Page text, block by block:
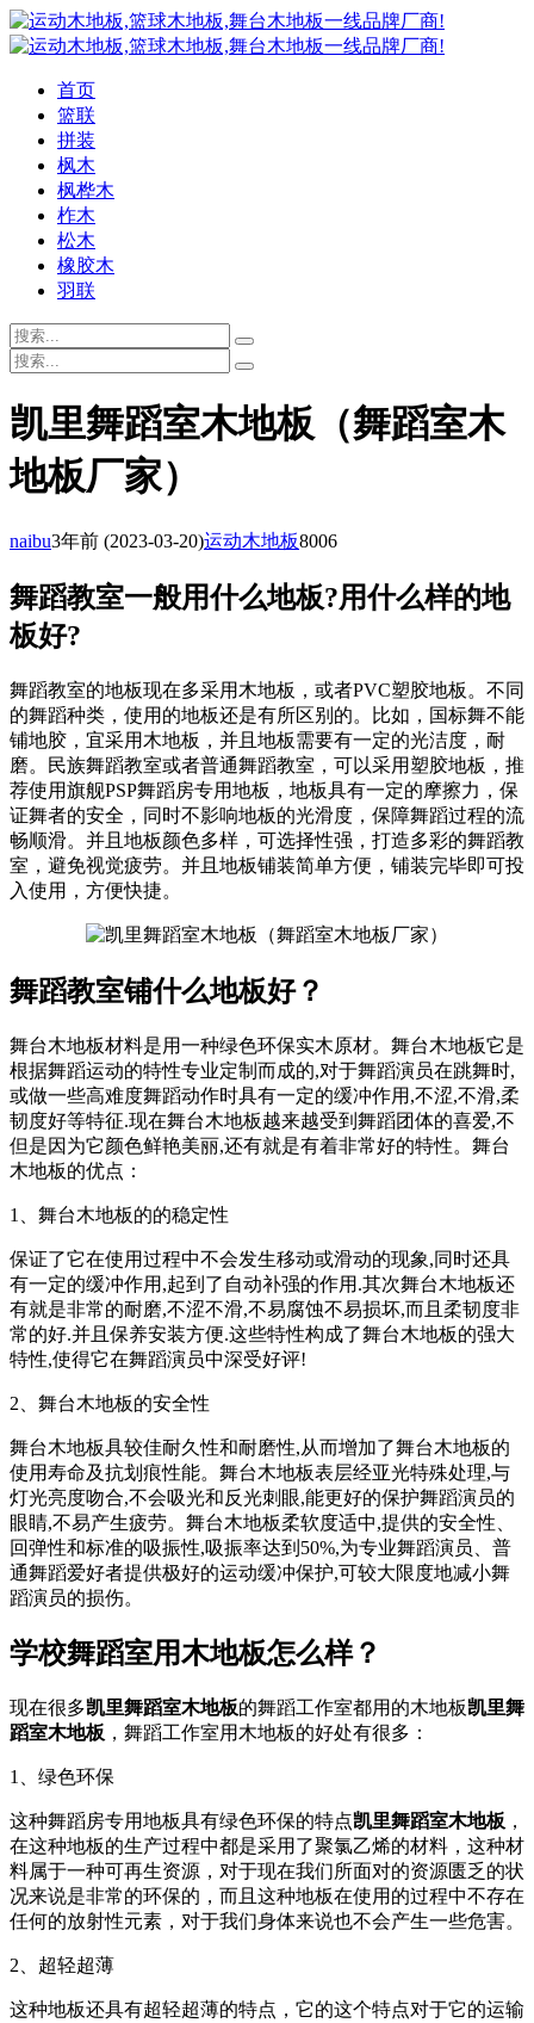
首页
篮联
拼装
枫木
枫桦木
柞木
松木
橡胶木
羽联
凯里舞蹈室木地板（舞蹈室木
地板厂家）
naibu3年前 (2023-03-20)运动木地板8006
舞蹈教室一般用什么地板?用什么样的地
板好?
舞蹈教室的地板现在多采用木地板，或者PVC塑胶地板。不同
的舞蹈种类，使用的地板还是有所区别的。比如，国标舞不能
铺地胶，宜采用木地板，并且地板需要有一定的光洁度，耐
磨。民族舞蹈教室或者普通舞蹈教室，可以采用塑胶地板，推
荐使用旗舰PSP舞蹈房专用地板，地板具有一定的摩擦力，保
证舞者的安全，同时不影响地板的光滑度，保障舞蹈过程的流
畅顺滑。并且地板颜色多样，可选择性强，打造多彩的舞蹈教
室，避免视觉疲劳。并且地板铺装简单方便，铺装完毕即可投
入使用，方便快捷。
舞蹈教室铺什么地板好？
舞台木地板材料是用一种绿色环保实木原材。舞台木地板它是
根据舞蹈运动的特性专业定制而成的,对于舞蹈演员在跳舞时,
或做一些高难度舞蹈动作时具有一定的缓冲作用,不涩,不滑,柔
韧度好等特征.现在舞台木地板越来越受到舞蹈团体的喜爱,不
但是因为它颜色鲜艳美丽,还有就是有着非常好的特性。舞台
木地板的优点：
1、舞台木地板的的稳定性
保证了它在使用过程中不会发生移动或滑动的现象,同时还具
有一定的缓冲作用,起到了自动补强的作用.其次舞台木地板还
有就是非常的耐磨,不涩不滑,不易腐蚀不易损坏,而且柔韧度非
常的好.并且保养安装方便.这些特性构成了舞台木地板的强大
特性,使得它在舞蹈演员中深受好评!
2、舞台木地板的安全性
舞台木地板具较佳耐久性和耐磨性,从而增加了舞台木地板的
使用寿命及抗划痕性能。舞台木地板表层经亚光特殊处理,与
灯光亮度吻合,不会吸光和反光刺眼,能更好的保护舞蹈演员的
眼睛,不易产生疲劳。舞台木地板柔软度适中,提供的安全性、
回弹性和标准的吸振性,吸振率达到50%,为专业舞蹈演员、普
通舞蹈爱好者提供极好的运动缓冲保护,可较大限度地减小舞
蹈演员的损伤。
学校舞蹈室用木地板怎么样？
现在很多凯里舞蹈室木地板的舞蹈工作室都用的木地板凯里舞
蹈室木地板 ，舞蹈工作室用木地板的好处有很多：
1、绿色环保
这种舞蹈房专用地板具有绿色环保的特点凯里舞蹈室木地板 ，
在这种地板的生产过程中都是采用了聚氯乙烯的材料，这种材
料属于一种可再生资源，对于现在我们所面对的资源匮乏的状
况来说是非常的环保的，而且这种地板在使用的过程中不存在
任何的放射性元素，对于我们身体来说也不会产生一些危害。
2、超轻超薄
这种地板还具有超轻超薄的特点，它的这个特点对于它的运输